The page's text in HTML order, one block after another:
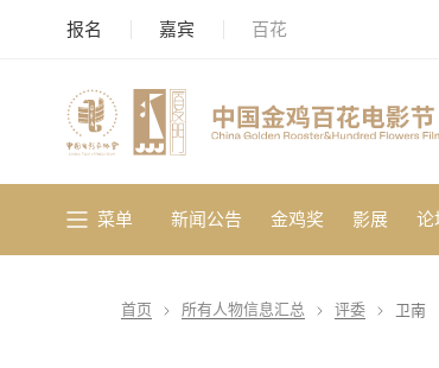
报名 嘉宾 百花
菜单 新闻公告 金鸡奖 影展 论
首页 所有人物信息汇总 评委 卫南